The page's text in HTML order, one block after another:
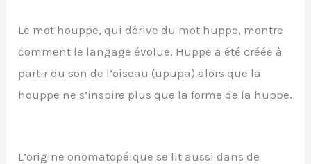
Le mot houppe, qui dérive du mot huppe, montre
comment le langage évolue. Huppe a été créée à
partir du son de l’oiseau (upupa) alors que la
houppe ne s’inspire plus que la forme de la huppe.
L’origine onomatopéique se lit aussi dans de